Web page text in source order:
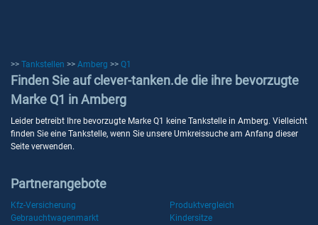
>> Tankstellen >> Amberg >> Q1
Finden Sie auf clever-tanken.de die ihre bevorzugte
Marke Q1 in Amberg
Leider betreibt Ihre bevorzugte Marke Q1 keine Tankstelle in Amberg. Vielleicht
finden Sie eine Tankstelle, wenn Sie unsere Umkreissuche am Anfang dieser
Seite verwenden.
Partnerangebote
Kfz-Versicherung
Produktvergleich
Gebrauchtwagenmarkt
Kindersitze